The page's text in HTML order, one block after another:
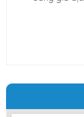
Quảng Bình